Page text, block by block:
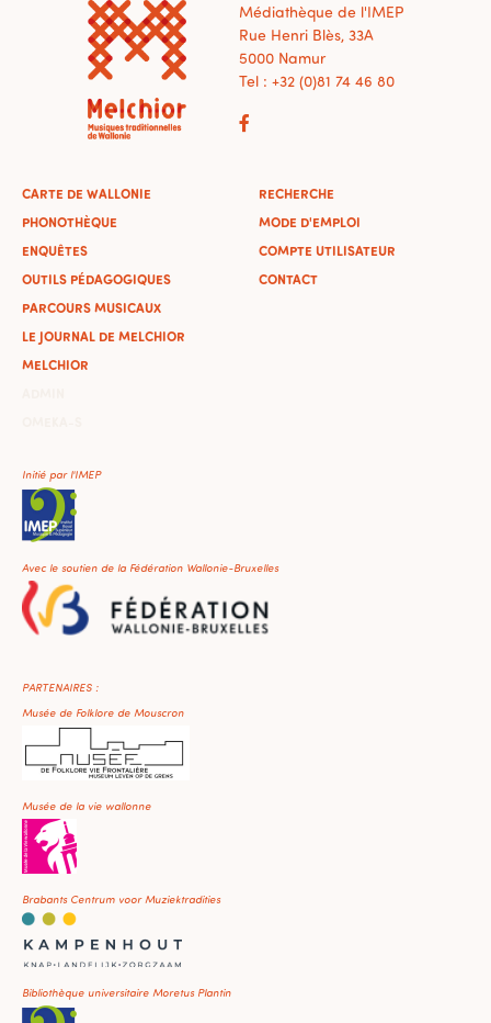
Médiathèque de l'IMEP
Rue Henri Blès, 33A
5000 Namur
Tel : +32 (0)81 74 46 80
CARTE DE WALLONIE
PHONOTHÈQUE
ENQUÊTES
OUTILS PÉDAGOGIQUES
PARCOURS MUSICAUX
LE JOURNAL DE MELCHIOR
MELCHIOR
RECHERCHE
MODE D'EMPLOI
COMPTE UTILISATEUR
CONTACT
Initié par l'IMEP
Avec le soutien de la Fédération Wallonie-Bruxelles
PARTENAIRES :
Musée de Folklore de Mouscron
Musée de la vie wallonne
Brabants Centrum voor Muziektradities
Bibliothèque universitaire Moretus Plantin